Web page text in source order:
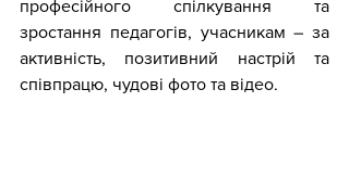
професійного спілкування та
зростання педагогів, учасникам – за
активність, позитивний настрій та
співпрацю, чудові фото та відео.